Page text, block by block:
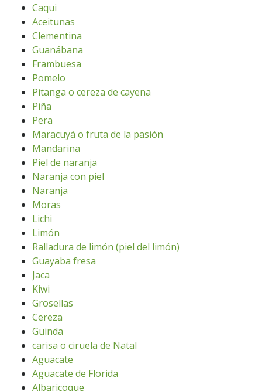
Caqui
Aceitunas
Clementina
Guanábana
Frambuesa
Pomelo
Pitanga o cereza de cayena
Piña
Pera
Maracuyá o fruta de la pasión
Mandarina
Piel de naranja
Naranja con piel
Naranja
Moras
Lichi
Limón
Ralladura de limón (piel del limón)
Guayaba fresa
Jaca
Kiwi
Grosellas
Cereza
Guinda
carisa o ciruela de Natal
Aguacate
Aguacate de Florida
Albaricoque